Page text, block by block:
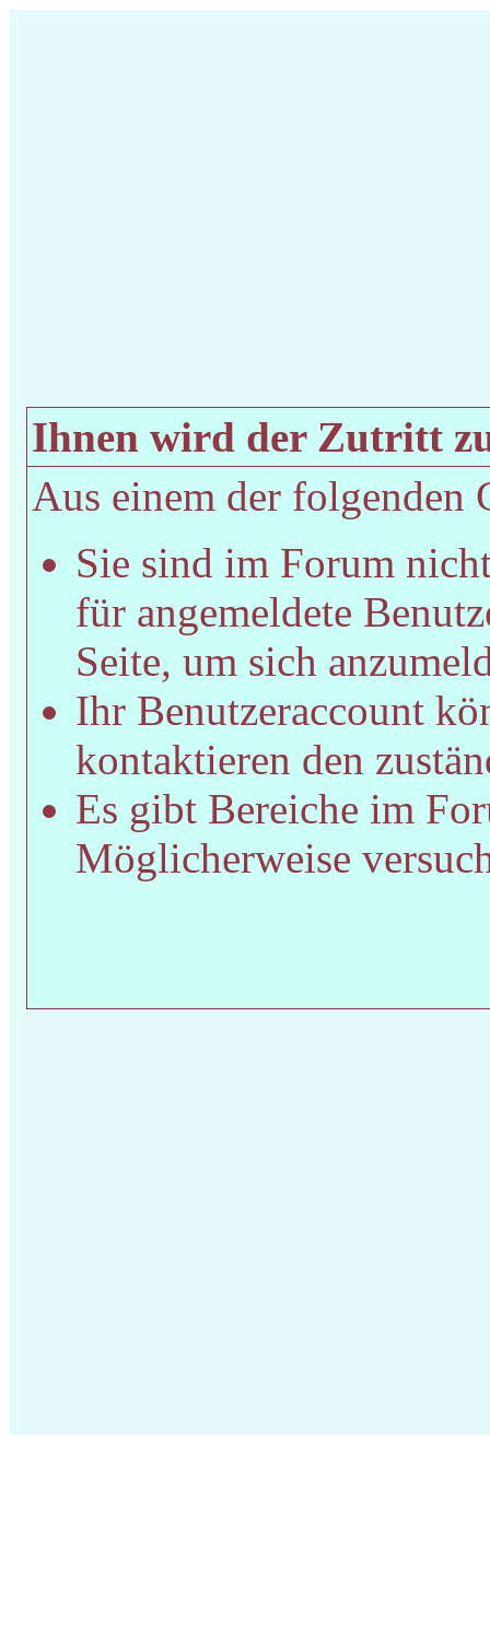
Ihnen wird der Zutritt
Aus einem der folgenden
Sie sind im Forum
für angemeldete
Seite, um sich
Ihr Benutzeraccount
kontaktieren den
Es gibt Bereiche im
Möglicherweise